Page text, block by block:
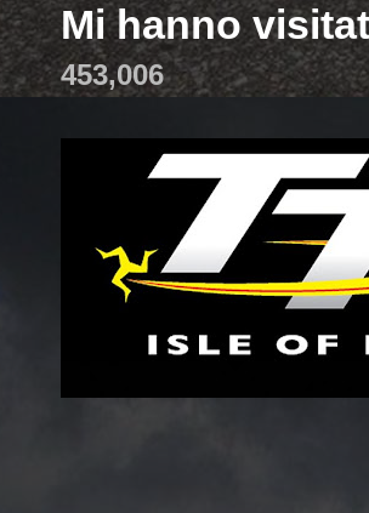
Mi hanno
453,006